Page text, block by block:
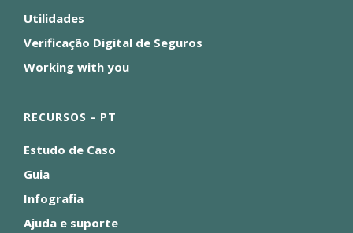
Utilidades
Verificação Digital de Seguros
Working with you
RECURSOS - PT
Estudo de Caso
Guia
Infografia
Ajuda e suporte